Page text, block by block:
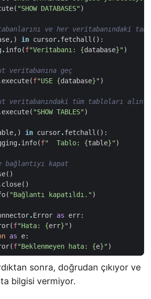
( "SHOW DATABASES")
ve her veritabanındaki
,) in cursor.fetchall ():
.info(f"Veritabanı: {database}")
veritabanına geç
execute(f"USE {database}")
veritabanındaki tüm tabloları alın
execute( "SHOW TABLES")
,) in cursor.fetchall ():
.info(f"  Tablo: {table}")
bağlantıyı kapat
()
close()
( "Bağlantı kapatıldı.")
.Error as err:
(f"Hata: {err}")
as e:
(f"Beklenmeyen hata: {e}")
sonra, doğrudan çıkıyor ve
bilgisi vermiyor.